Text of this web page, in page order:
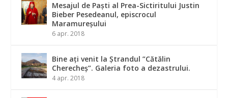
Mesajul de Paști al Prea-Sictiritului Justin
Bieber Pesedeanul, episcrocul
Maramureșului
6 apr. 2018
Bine ați venit la Ștrandul ”Cătălin
Cherecheș”. Galeria foto a dezastrului.
4 apr. 2018